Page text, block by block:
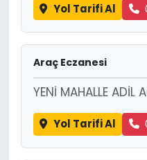
Yol Tarifi Al
Araç Eczanesi
YENİ MAHALLE ADİL
Yol Tarifi Al